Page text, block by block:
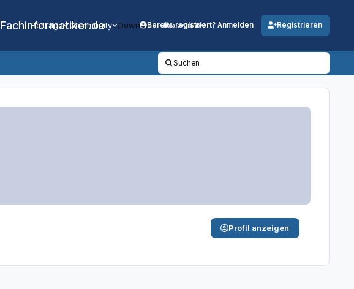
Fachinformatiker.de
Beiträge Community DownloadsJobs Info
Bereits registriert? Anmelden Registrieren
Suchen
Profil anzeigen